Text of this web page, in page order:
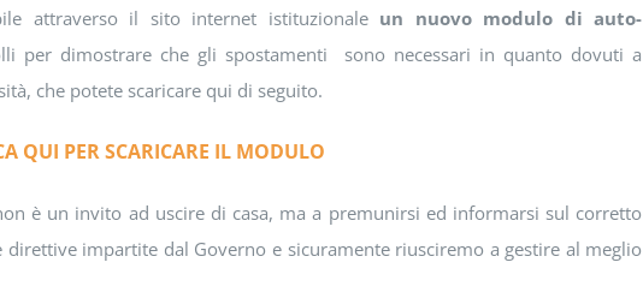
attraverso il sito internet istituzionaleun nuovo modulo di auto-
per dimostrare che gli spostamenti sono necessari in quanto dovuti a
che potete scaricare qui di seguito.
QUI PER SCARICARE IL MODULO
è un invito ad uscire di casa, ma a premunirsi ed informarsi sul corretto
impartite dal Governo e sicuramente riusciremo a gestire al meglio